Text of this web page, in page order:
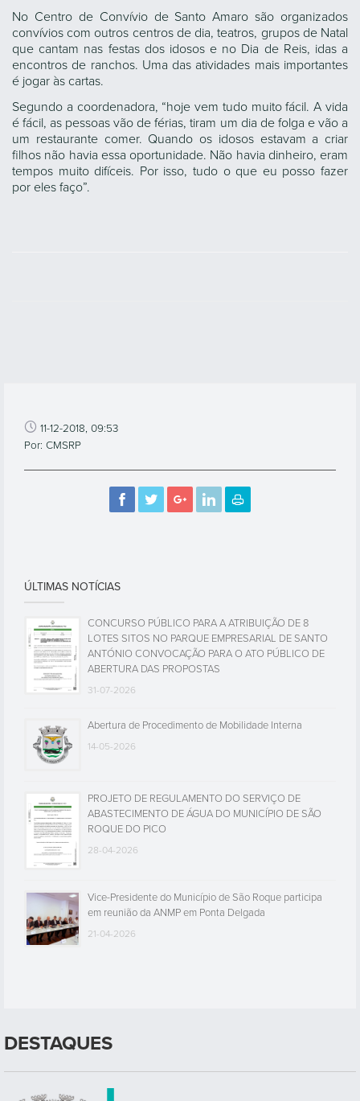
No Centro de Convívio de Santo Amaro são organizados
convívios com outros centros de dia, teatros, grupos de Natal
que cantam nas festas dos idosos e no Dia de Reis, idas a
encontros de ranchos. Uma das atividades mais importantes
é jogar às cartas.
Segundo a coordenadora, “hoje vem tudo muito fácil. A vida
é fácil, as pessoas vão de férias, tiram um dia de folga e vão a
um restaurante comer. Quando os idosos estavam a criar
filhos não havia essa oportunidade. Não havia dinheiro, eram
tempos muito difíceis. Por isso, tudo o que eu posso fazer
por eles faço”.
11-12-2018, 09:53
Por: CMSRP
ÚLTIMAS NOTÍCIAS
CONCURSO PÚBLICO PARA A ATRIBUIÇÃO DE 8
LOTES SITOS NO PARQUE EMPRESARIAL DE SANTO
ANTÓNIO CONVOCAÇÃO PARA O ATO PÚBLICO DE
ABERTURA DAS PROPOSTAS
31-07-2026
Abertura de Procedimento de Mobilidade Interna
14-05-2026
PROJETO DE REGULAMENTO DO SERVIÇO DE
ABASTECIMENTO DE ÁGUA DO MUNICÍPIO DE SÃO
ROQUE DO PICO
28-04-2026
Vice-Presidente do Município de São Roque participa
em reunião da ANMP em Ponta Delgada
21-04-2026
DESTAQUES